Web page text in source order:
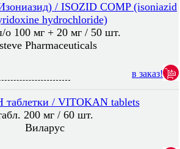
/ ISOZID COMP (isoniazid
hydrochloride)
о 100 мг + 20 мг / 50 шт.
Pharmaceuticals
в заказ!
/ VITOKAN tablets
200 мг / 60 шт.
Виларус